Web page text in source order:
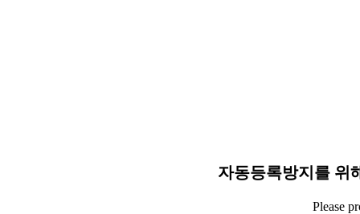
자동등록방지를 위
Please